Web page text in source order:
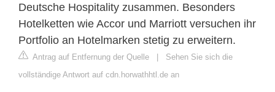
Deutsche Hospitality zusammen. Besonders
Hotelketten wie Accor und Marriott versuchen ihr
Portfolio an Hotelmarken stetig zu erweitern.
Antrag auf Entfernung der Quelle | Sehen Sie sich die
vollständige Antwort auf cdn.horwathhtl.de an